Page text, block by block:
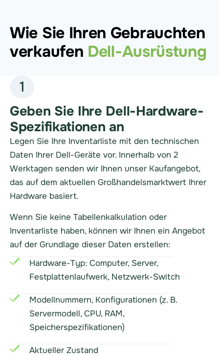
Wie Sie Ihren Gebrauchten
verkaufen Dell-Ausrüstung
1
Geben Sie Ihre Dell-Hardware-
Spezifikationen an
Legen Sie Ihre Inventarliste mit den technischen
Daten Ihrer Dell-Geräte vor. Innerhalb von 2
Werktagen senden wir Ihnen unser Kaufangebot,
das auf dem aktuellen Großhandelsmarktwert Ihrer
Hardware basiert.
Wenn Sie keine Tabellenkalkulation oder
Inventarliste haben, können wir Ihnen ein Angebot
auf der Grundlage dieser Daten erstellen:
Hardware-Typ: Computer, Server,
Festplattenlaufwerk, Netzwerk-Switch
Modellnummern, Konfigurationen (z. B.
Servermodell, CPU, RAM,
Speicherspezifikationen)
Aktueller Zustand